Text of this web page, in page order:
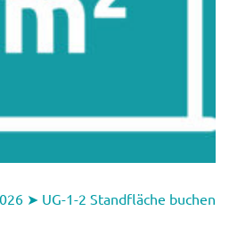
➤ UG-1-2 Standfläche buchen